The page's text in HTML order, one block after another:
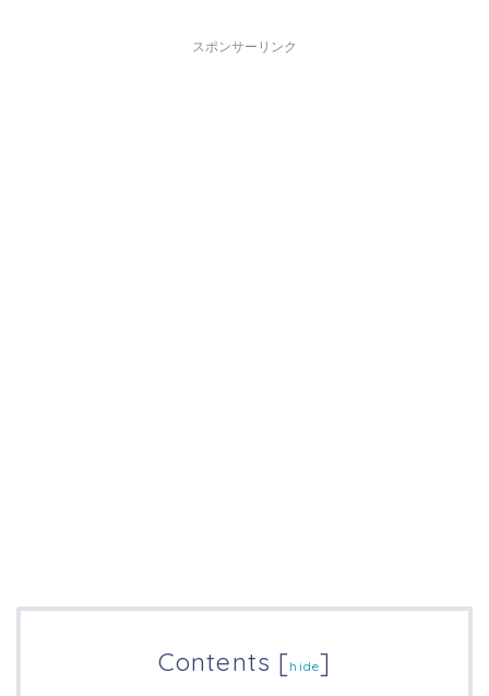
スポンサーリンク
Contents [hide]